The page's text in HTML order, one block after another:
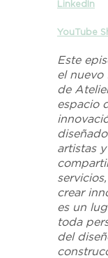
LinkedIn
YouTube
Este
el
de
espacio
artistas
crear
es un
toda
del